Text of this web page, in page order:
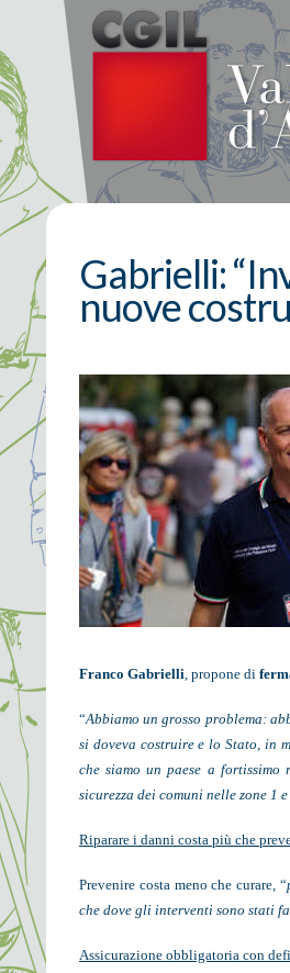
Gabrielli:
nuove
Franco Gabrielli, propone di
“Abbiamo un grosso problema:
si doveva costruire e lo Stato, in
che siamo un paese a
sicurezza dei comuni nelle zone 1
Riparare i danni costa più che
Prevenire costa meno che curare, “
che dove gli interventi sono stati
Assicurazione obbligatoria con